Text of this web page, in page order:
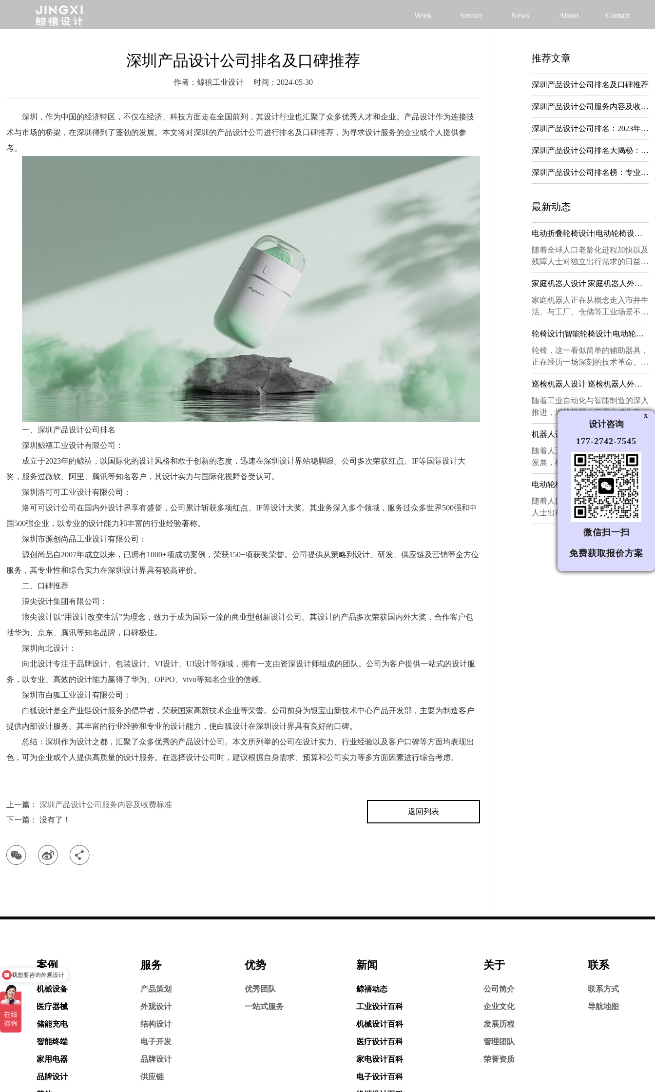
Work Sercice News About Contact
深圳产品设计公司排名及口碑推荐
作者：鲸禧工业设计 时间：2024-05-30
深圳，作为中国的经济特区，不仅在经济、科技方面走在全国前列，其设计行业也汇聚了众多优秀人才和企业。产品设计作为连接技
术与市场的桥梁，在深圳得到了蓬勃的发展。本文将对深圳的产品设计公司进行排名及口碑推荐，为寻求设计服务的企业或个人提供参
考。
一、深圳产品设计公司排名
深圳鲸禧工业设计有限公司：
成立于2023年的鲸禧，以国际化的设计风格和敢于创新的态度，迅速在深圳设计界站稳脚跟。公司多次荣获红点、IF等国际设计大
奖，服务过微软、阿里、腾讯等知名客户，其设计实力与国际化视野备受认可。
深圳洛可可工业设计有限公司：
洛可可设计公司在国内外设计界享有盛誉，公司累计斩获多项红点、IF等设计大奖。其业务深入多个领域，服务过众多世界500强和中
国500强企业，以专业的设计能力和丰富的行业经验著称。
深圳市源创尚品工业设计有限公司：
源创尚品自2007年成立以来，已拥有1000+项成功案例，荣获150+项获奖荣誉。公司提供从策略到设计、研发、供应链及营销等全方位
服务，其专业性和综合实力在深圳设计界具有较高评价。
二、口碑推荐
浪尖设计集团有限公司：
浪尖设计以“用设计改变生活”为理念，致力于成为国际一流的商业型创新设计公司。其设计的产品多次荣获国内外大奖，合作客户包
括华为、京东、腾讯等知名品牌，口碑极佳。
深圳向北设计：
向北设计专注于品牌设计、包装设计、VI设计、UI设计等领域，拥有一支由资深设计师组成的团队。公司为客户提供一站式的设计服
务，以专业、高效的设计能力赢得了华为、OPPO、vivo等知名企业的信赖。
深圳市白狐工业设计有限公司：
白狐设计是全产业链设计服务的倡导者，荣获国家高新技术企业等荣誉。公司前身为银宝山新技术中心产品开发部，主要为制造客户
提供内部设计服务。其丰富的行业经验和专业的设计能力，使白狐设计在深圳设计界具有良好的口碑。
总结：深圳作为设计之都，汇聚了众多优秀的产品设计公司。本文所列举的公司在设计实力、行业经验以及客户口碑等方面均表现出
色，可为企业或个人提供高质量的设计服务。在选择设计公司时，建议根据自身需求、预算和公司实力等多方面因素进行综合考虑。
上一篇：深圳产品设计公司服务内容及收费标准
下一篇： 没有了！
返回列表
推荐文章
深圳产品设计公司排名及口碑推荐
深圳产品设计公司服务内容及收费标准
深圳产品设计公司排名：2023年最新榜单揭晓
深圳产品设计公司排名大揭秘：哪家设计最强？
深圳产品设计公司排名榜：专业评选，权威发布
最新动态
电动折叠轮椅设计|电动轮椅设计|折叠轮椅设计|轮椅外观造型设计
随着全球人口老龄化进程加快以及
残障人士对独立出行需求的日益增
长，电动折叠轮椅正从单纯的医疗
辅助工具，演变为融合工业设计、
人机工程与智能科技的综合性出行
解决方案。本文将从电动折叠轮椅
计、轮椅外观造型设计四个维度，
向。...
家庭机器人设计|家庭机器人外观设计|家庭机器人外形设计|机器人工业设计公司
​家庭机器人正在从概念走入市井生
活。与工厂、仓储等工业场景不
同，家庭是一个承载情绪与亲密关
系的私密空间，机器人一旦跨进门
槛，首先面对的不是功能考核，而
是家庭成员本能的视觉与心理审
计、外形设计与工业设计，远不
一项需要兼顾亲和力、安全感、交
互性与量产可行性的系统工程。...
轮椅设计|智能轮椅设计|电动轮椅设计|轮式爬楼梯轮椅设计|轮椅设计公司
​轮椅，这一看似简单的辅助器具，
正在经历一场深刻的技术革命。从
最初的手动轮椅，到今天的智能轮
椅、电动轮椅乃至轮式爬楼梯轮
椅，其设计理念已从单纯的“代步
工具”转向“人机协同的移动解决方
案”。这一演变不仅体现了工程技
术的进步，更折射出社会对残障人
士尊严与独立生活的深切关注。...
巡检机器人设计|巡检机器人外观设计|巡检机器人结构设计|机器人设计公司
​随着工业自动化与智能制造的深入
推进，巡检机器人正逐步成为电
力、化工、矿山、数据中心等众多
行业不可或缺的基础设施。一台优
秀的巡检机器人，绝非功能的简单
堆砌，而是外观设计、结构设计与
系统集成深度融合的一款智能终端
产品。...
​随着人工智能与机器人技术的快速
发展，机器人已从单纯的工业生产
工具逐步走向家庭服务、医疗护
理、商业导览等多元场景。在这一
进程中，机器人外观设计的重要性
日益凸显——它不仅是产品功能的
视觉呈现，更是连接人与机器、建
立信任与情感共鸣的关键桥梁。...
电动轮椅设计|电动轮椅外观设计|电动轮椅结构设计|电动轮椅设计方案
​随着人口老龄化进程加快以及残障
人士出行需求的提升，电动轮椅已
从单纯的代步工具演变为兼具医疗
辅助、生活品质提升与个性化表达
的智能移动设备。其设计涉及工业
设计、人机工程学、材料科学及电
子控制等多个领域，核心在于平衡
案例
机械设备
医疗器械
储能充电
智能终端
家用电器
品牌设计
服务
产品策划
外观设计
结构设计
电子开发
品牌设计
供应链
优势
优秀团队
一站式服务
新闻
鲸禧动态
工业设计百科
机械设计百科
医疗设计百科
家电设计百科
电子设计百科
关于
公司简介
企业文化
发展历程
管理团队
荣誉资质
联系
联系方式
导航地图
x
设计咨询
177-2742-7545
微信扫一扫
免费获取报价方案
我想要咨询外观设计